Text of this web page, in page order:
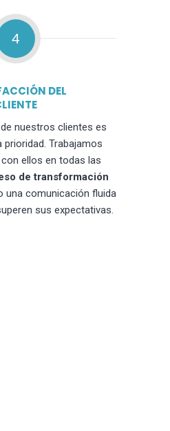
4
DEL
de nuestros clientes es
prioridad. Trabajamos
ellos en todas las
de transformación
una comunicación fluida
sus expectativas.